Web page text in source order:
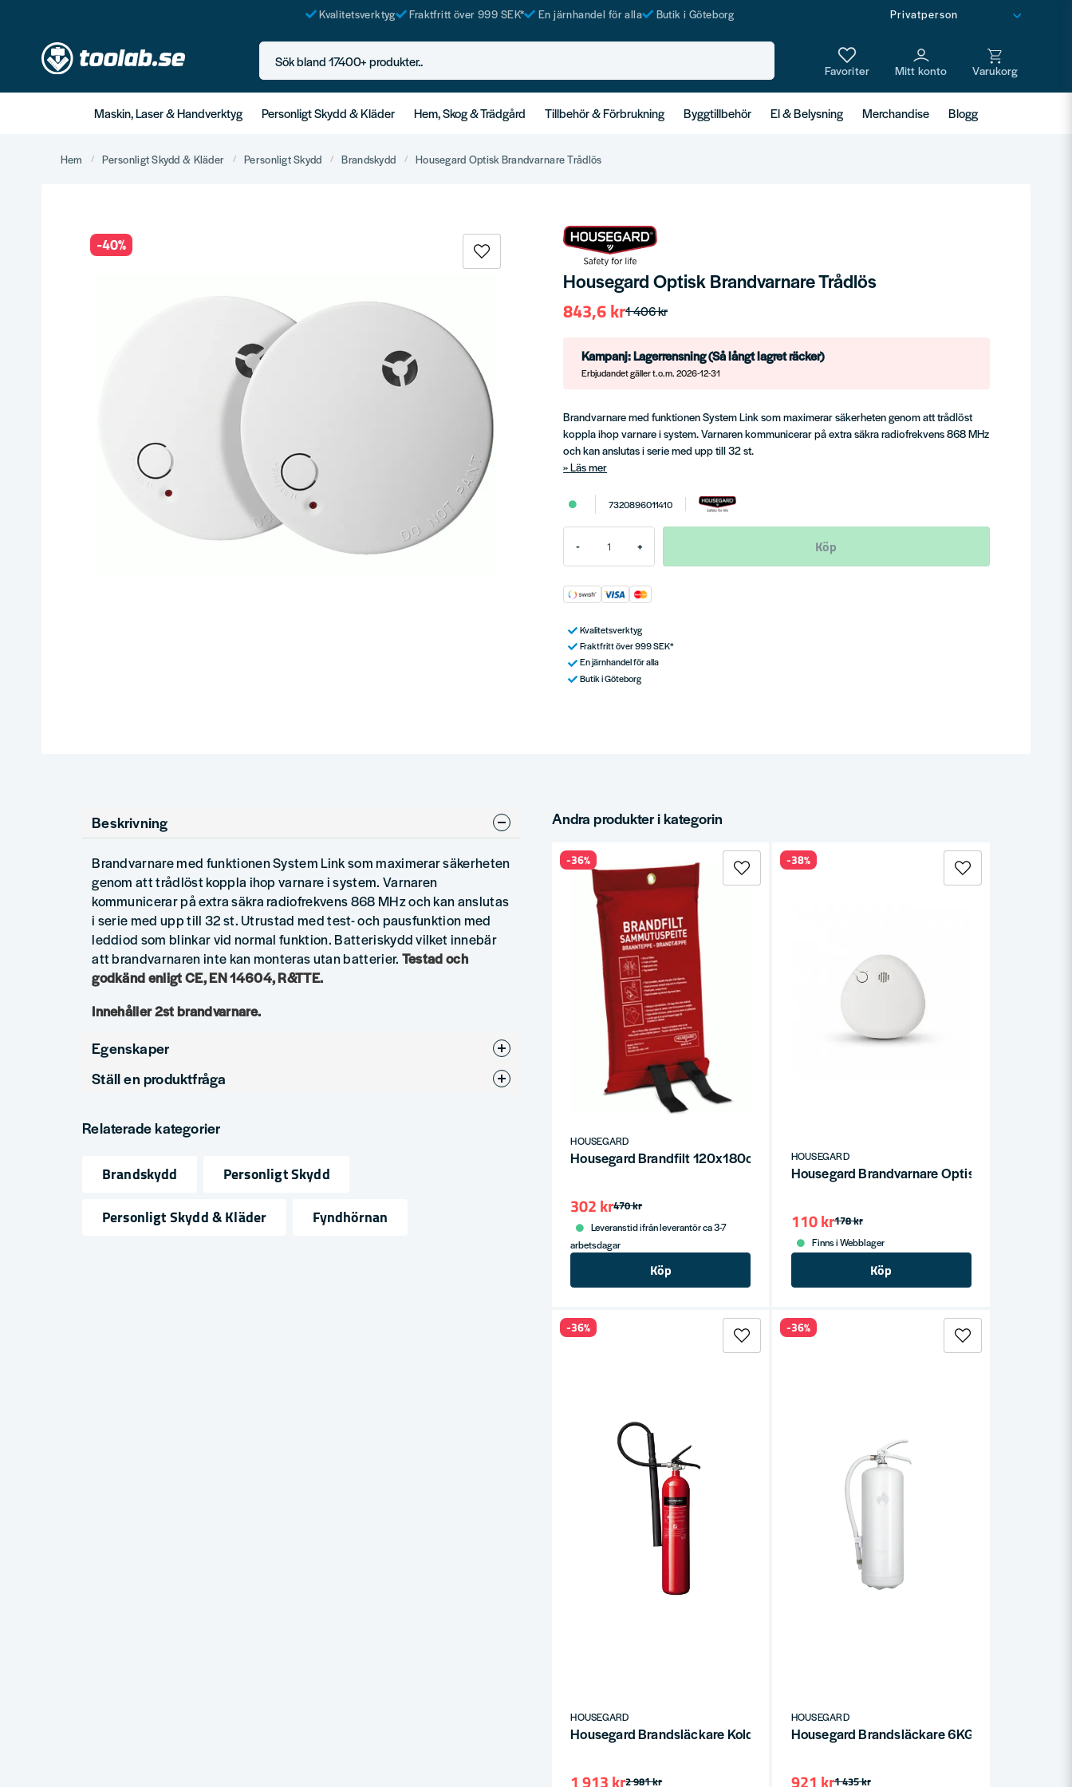
Kvalitetsverktyg Fraktfritt över 999 SEK* En järnhandel för alla Butik i Göteborg
Sök bland 17400+ produkter..
Maskin, Laser & Handverktyg Personligt Skydd & Kläder Hem, Skog & Trädgård Tillbehör & Förbrukning Byggtillbehör El & Belysning Merchandise Blogg
Hem Personligt Skydd & Kläder Personligt Skydd Brandskydd Housegard Optisk Brandvarnare Trådlös
-40%
Housegard Optisk Brandvarnare Trådlös
1 406 kr
843,6 kr
Kampanj: Lagerrensning (Så långt lagret räcker)
Erbjudandet gäller t.o.m. 2026-12-31
Brandvarnare med funktionen System Link som maximerar säkerheten genom att trådlöst
koppla ihop varnare i system. Varnaren kommunicerar på extra säkra radiofrekvens 868 MHz
och kan anslutas i serie med upp till 32 st.
Läs mer
7320896011410
- + Köp
Kvalitetsverktyg
Fraktfritt över 999 SEK*
En järnhandel för alla
Butik i Göteborg
Beskrivning
Brandvarnare med funktionen System Link som maximerar säkerheten
genom att trådlöst koppla ihop varnare i system. Varnaren
kommunicerar på extra säkra radiofrekvens 868 MHz och kan anslutas
i serie med upp till 32 st. Utrustad med test- och pausfunktion med
leddiod som blinkar vid normal funktion. Batteriskydd vilket innebär
att brandvarnaren inte kan monteras utan batterier. Testad och
godkänd enligt CE, EN 14604, R&TTE.
Innehåller 2st brandvarnare.
Egenskaper
Produkttyp
Ställ en produktfråga
Fråga oss något om denna produkten...
Relaterade kategorier
Brandskydd
Personligt Skydd
Personligt Skydd & Kläder
Fyndhörnan
Andra produkter i kategorin
HOUSEGARD
Housegard Brandfilt 120x180cm
470 kr
302 kr
Leveranstid ifrån leverantör ca 3-7
arbetsdagar
Köp
-36%
HOUSEGARD
Housegard Brandvarnare Optisk SA700
178 kr
110 kr
Finns i Webblager
Köp
-38%
HOUSEGARD
Housegard Brandsläckare Koldioxid 5KG 89B
2 981 kr
-36%
HOUSEGARD
Housegard Brandsläckare 6KG 55A Vit Design
1 435 kr
-36%